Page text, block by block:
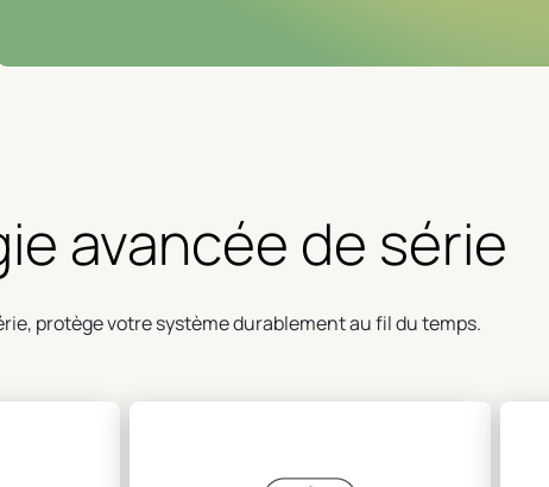
avancée de série
protège votre système durablement au fil du temps.